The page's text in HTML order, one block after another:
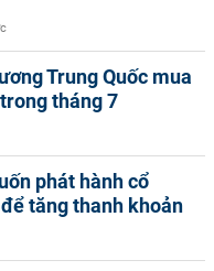
Trung Quốc mua
tháng 7
phát hành cổ
tăng thanh khoản